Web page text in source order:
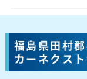
福島県田村
カーネクス